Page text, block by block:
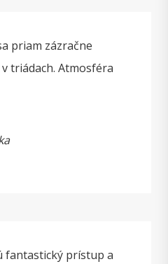
priam zázračne
triádach. Atmosféra
fantastický prístup a